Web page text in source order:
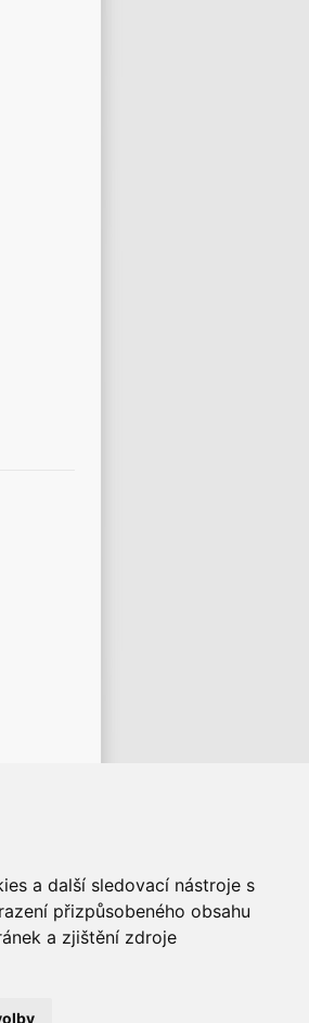
a další sledovací nástroje s
přizpůsobeného obsahu
a zjištění zdroje